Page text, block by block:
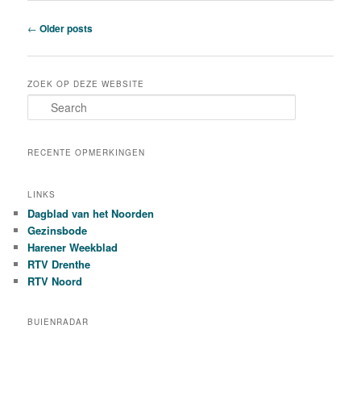
Post
← Older posts
ZOEK OP DEZE WEBSITE
e
rRECENTE OPMERKINGEN
LINKS
Dagblad van het Noorden
Gezinsbode
Harener Weekblad
RTV Drenthe
RTV Noord
BUIENRADAR